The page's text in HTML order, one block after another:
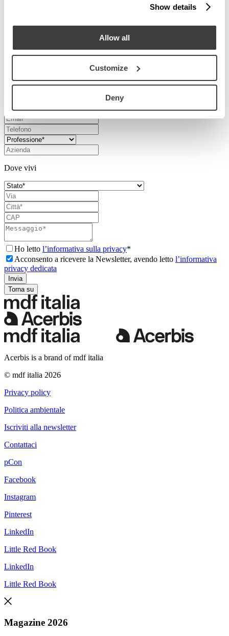
Show details
Allow all
Customize
Deny
Prodotti correlati
Free System
Richiedi informazioni
Dove vivi
Ho letto l’informativa sulla privacy*
Acconsento a ricevere la Newsletter, avendo letto l’informativa
privacy dedicata
Torna su
Acerbis is a brand of mdf italia
© mdf italia 2026
Privacy policy
Politica ambientale
Iscriviti alla newsletter
Contattaci
pCon
Facebook
Instagram
Pinterest
LinkedIn
Little Red Book
LinkedIn
Little Red Book
Magazine 2026